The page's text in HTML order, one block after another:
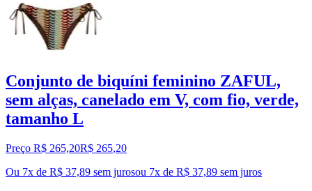
Conjunto de biquíni feminino ZAFUL,
sem alças, canelado em V, com fio, verde,
tamanho L
Preço R$ 265,20R$ 265,20
Ou 7x de R$ 37,89 sem jurosou 7x de R$ 37,89 sem juros